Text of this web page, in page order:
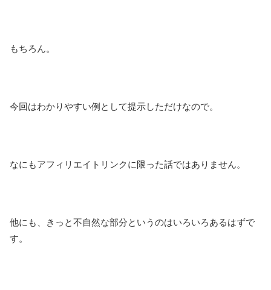
もちろん。
今回はわかりやすい例として提示しただけなので。
なにもアフィリエイトリンクに限った話ではありません。
他にも、きっと不自然な部分というのはいろいろあるはずで
す。